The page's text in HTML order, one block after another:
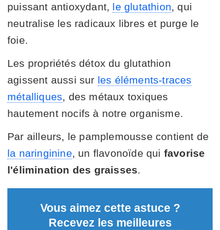
puissant antioxydant, le glutathion, qui
neutralise les radicaux libres et purge le
foie.
Les propriétés détox du glutathion
agissent aussi sur les éléments-traces
métalliques, des métaux toxiques
hautement nocifs à notre organisme.
Par ailleurs, le pamplemousse contient de
la naringinine, un flavonoïde qui favorise
l'élimination des graisses.
Vous aimez cette astuce ?
Recevez les meilleures